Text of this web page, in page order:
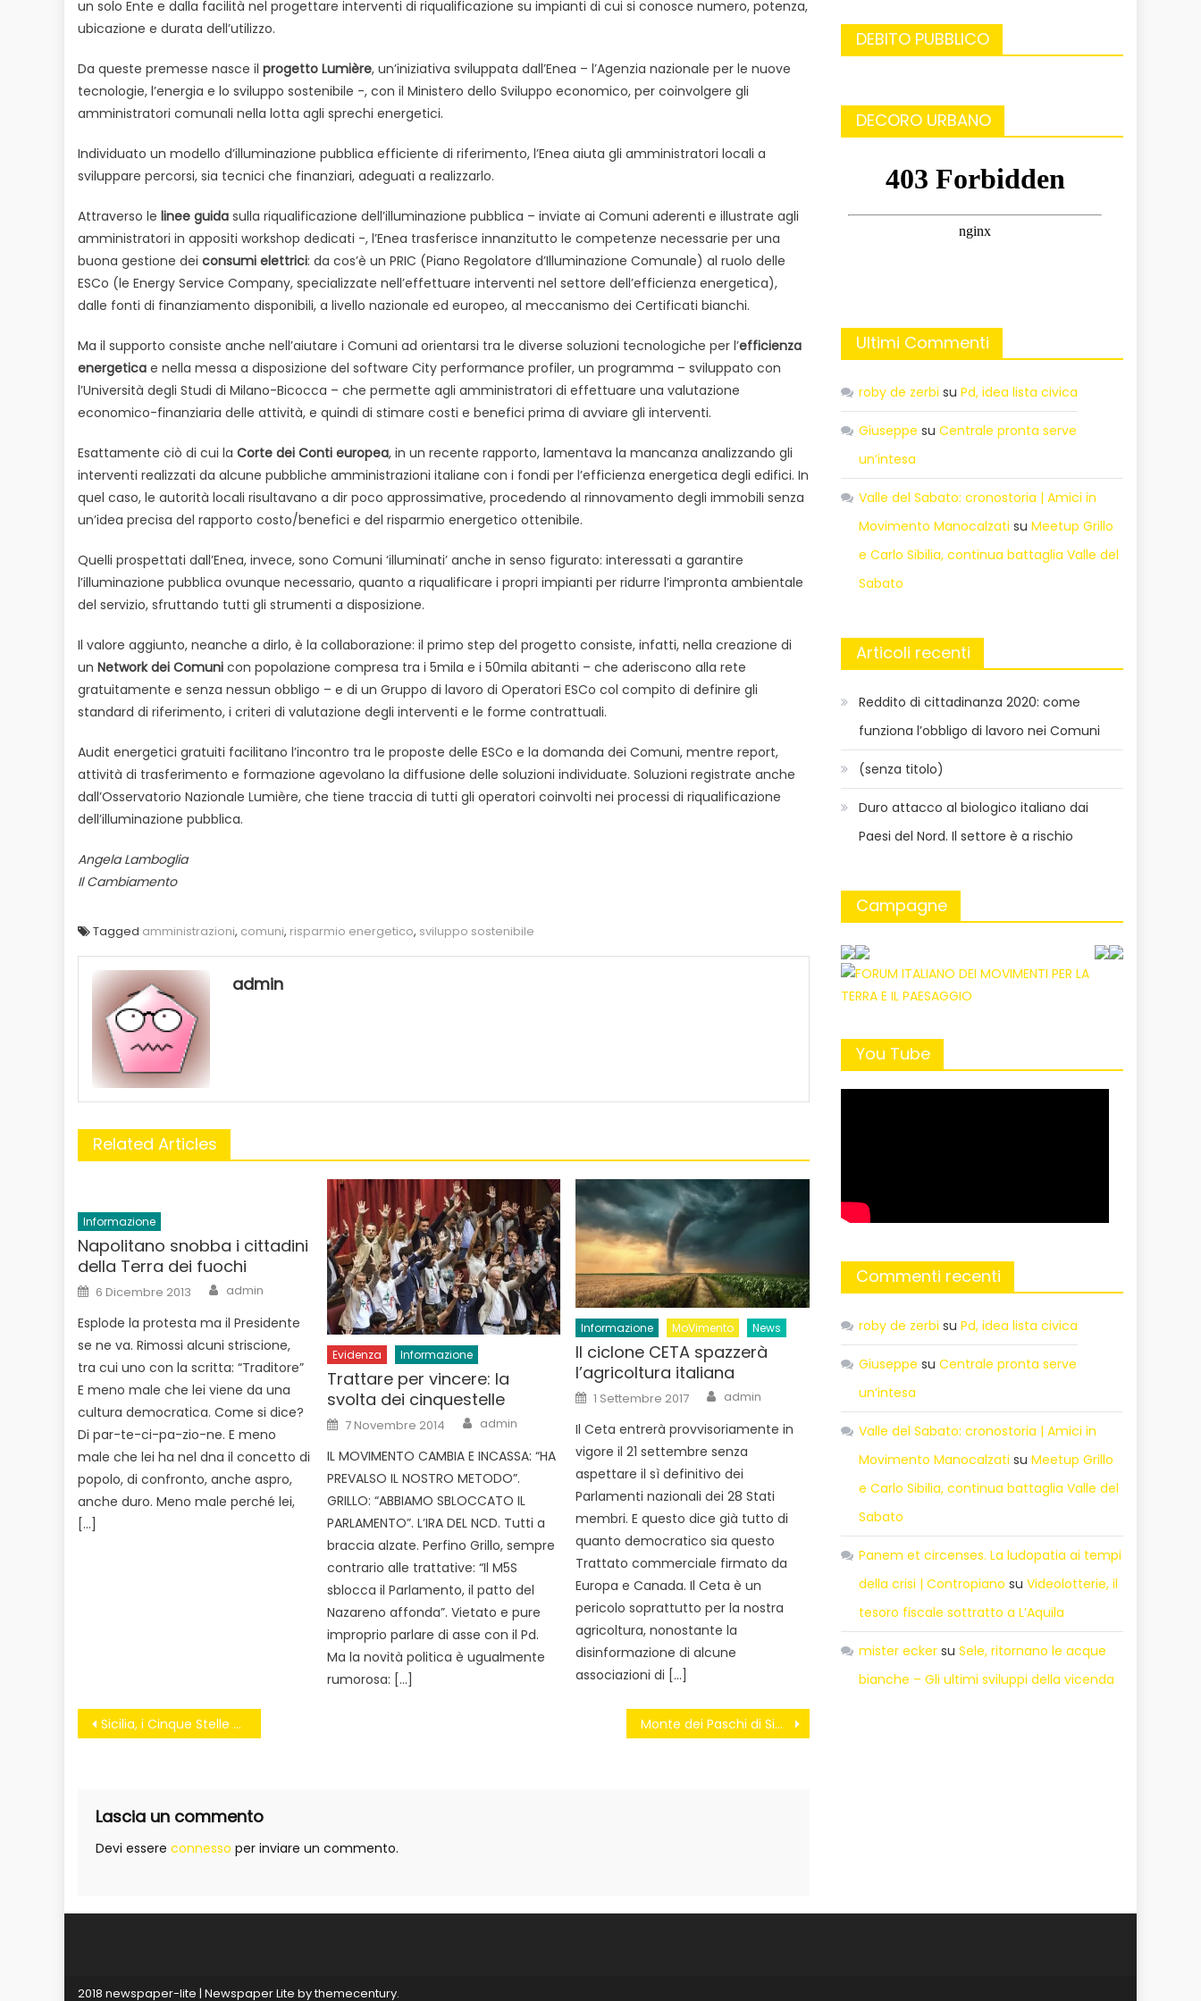
un solo Ente e dalla facilità nel progettare interventi di riqualificazione su impianti di cui si conosce numero, potenza,
ubicazione e durata dell’utilizzo.
Da queste premesse nasce il progetto Lumière, un’iniziativa sviluppata dall’Enea – l’Agenzia nazionale per le nuove
tecnologie, l’energia e lo sviluppo sostenibile -, con il Ministero dello Sviluppo economico, per coinvolgere gli
amministratori comunali nella lotta agli sprechi energetici.
Individuato un modello d’illuminazione pubblica efficiente di riferimento, l’Enea aiuta gli amministratori locali a
sviluppare percorsi, sia tecnici che finanziari, adeguati a realizzarlo.
Attraverso le linee guida sulla riqualificazione dell’illuminazione pubblica – inviate ai Comuni aderenti e illustrate agli
amministratori in appositi workshop dedicati -, l’Enea trasferisce innanzitutto le competenze necessarie per una
buona gestione dei consumi elettrici: da cos’è un PRIC (Piano Regolatore d’Illuminazione Comunale) al ruolo delle
ESCo (le Energy Service Company, specializzate nell’effettuare interventi nel settore dell’efficienza energetica),
dalle fonti di finanziamento disponibili, a livello nazionale ed europeo, al meccanismo dei Certificati bianchi.
Ma il supporto consiste anche nell’aiutare i Comuni ad orientarsi tra le diverse soluzioni tecnologiche per l’efficienza
energetica e nella messa a disposizione del software City performance profiler, un programma – sviluppato con
l’Università degli Studi di Milano-Bicocca – che permette agli amministratori di effettuare una valutazione
economico-finanziaria delle attività, e quindi di stimare costi e benefici prima di avviare gli interventi.
Esattamente ciò di cui la Corte dei Conti europea, in un recente rapporto, lamentava la mancanza analizzando gli
interventi realizzati da alcune pubbliche amministrazioni italiane con i fondi per l’efficienza energetica degli edifici. In
quel caso, le autorità locali risultavano a dir poco approssimative, procedendo al rinnovamento degli immobili senza
un’idea precisa del rapporto costo/benefici e del risparmio energetico ottenibile.
Quelli prospettati dall’Enea, invece, sono Comuni ‘illuminati’ anche in senso figurato: interessati a garantire
l’illuminazione pubblica ovunque necessario, quanto a riqualificare i propri impianti per ridurre l’impronta ambientale
del servizio, sfruttando tutti gli strumenti a disposizione.
Il valore aggiunto, neanche a dirlo, è la collaborazione: il primo step del progetto consiste, infatti, nella creazione di
un Network dei Comuni con popolazione compresa tra i 5mila e i 50mila abitanti – che aderiscono alla rete
gratuitamente e senza nessun obbligo – e di un Gruppo di lavoro di Operatori ESCo col compito di definire gli
standard di riferimento, i criteri di valutazione degli interventi e le forme contrattuali.
Audit energetici gratuiti facilitano l’incontro tra le proposte delle ESCo e la domanda dei Comuni, mentre report,
attività di trasferimento e formazione agevolano la diffusione delle soluzioni individuate. Soluzioni registrate anche
dall’Osservatorio Nazionale Lumière, che tiene traccia di tutti gli operatori coinvolti nei processi di riqualificazione
dell’illuminazione pubblica.
Angela Lamboglia
Il Cambiamento
Tagged amministrazioni, comuni, risparmio energetico, sviluppo sostenibile
admin
Related Articles
Informazione
Napolitano snobba i cittadini
della Terra dei fuochi
Posted
on
6 Dicembre 2013 Author
admin
Esplode la protesta ma il Presidente
se ne va. Rimossi alcuni striscione,
tra cui uno con la scritta: “Traditore”
E meno male che lei viene da una
cultura democratica. Come si dice?
Di par-te-ci-pa-zio-ne. E meno
male che lei ha nel dna il concetto di
popolo, di confronto, anche aspro,
anche duro. Meno male perché lei,
[…]
Evidenza Informazione
Trattare per vincere: la
svolta dei cinquestelle
Posted
on
7 Novembre 2014 Author
admin
IL MOVIMENTO CAMBIA E INCASSA: “HA
PREVALSO IL NOSTRO METODO”.
GRILLO: “ABBIAMO SBLOCCATO IL
PARLAMENTO”. L’IRA DEL NCD. Tutti a
braccia alzate. Perfino Grillo, sempre
contrario alle trattative: “Il M5S
sblocca il Parlamento, il patto del
Nazareno affonda”. Vietato e pure
improprio parlare di asse con il Pd.
Ma la novità politica è ugualmente
rumorosa: […]
Informazione MoVimento News
Il ciclone CETA spazzerà
l’agricoltura italiana
Posted
on
1 Settembre 2017 Author
admin
Il Ceta entrerà provvisoriamente in
vigore il 21 settembre senza
aspettare il sì definitivo dei
Parlamenti nazionali dei 28 Stati
membri. E questo dice già tutto di
quanto democratico sia questo
Trattato commerciale firmato da
Europa e Canada. Il Ceta è un
pericolo soprattutto per la nostra
agricoltura, nonostante la
disinformazione di alcune
associazioni di […]
Navigazione
Sicilia, i Cinque Stelle bloccano il Dpef: “Vogliamo lo stop al Muos di Niscemi” Monte dei Paschi di Siena: fuori i nomi!
Lascia un commento
Devi essere connesso per inviare un commento.
DEBITO PUBBLICO
DECORO URBANO
Ultimi Commenti
roby de zerbi suPd, idea lista civica
Giuseppe suCentrale pronta serve
un’intesa
Valle del Sabato: cronostoria | Amici in
Movimento Manocalzati suMeetup Grillo
e Carlo Sibilia, continua battaglia Valle del
Sabato
Articoli recenti
Reddito di cittadinanza 2020: come
funziona l’obbligo di lavoro nei Comuni
(senza titolo)
Duro attacco al biologico italiano dai
Paesi del Nord. Il settore è a rischio
Campagne
You Tube
Commenti recenti
roby de zerbi suPd, idea lista civica
Giuseppe suCentrale pronta serve
un’intesa
Valle del Sabato: cronostoria | Amici in
Movimento Manocalzati suMeetup Grillo
e Carlo Sibilia, continua battaglia Valle del
Sabato
Panem et circenses. La ludopatia ai tempi
della crisi | Contropiano suVideolotterie, il
tesoro fiscale sottratto a L’Aquila
mister ecker suSele, ritornano le acque
bianche – Gli ultimi sviluppi della vicenda
2018 newspaper-lite | Newspaper Lite bythemecentury.